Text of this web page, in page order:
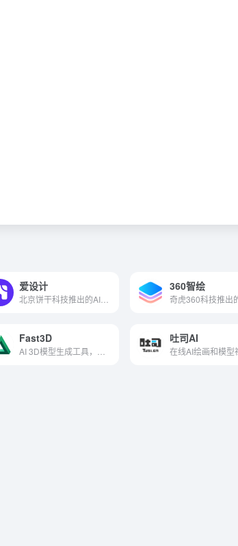
爱设计
北京饼干科技推出的AI在线设计平台
360智绘
Fast3D 吐司AI